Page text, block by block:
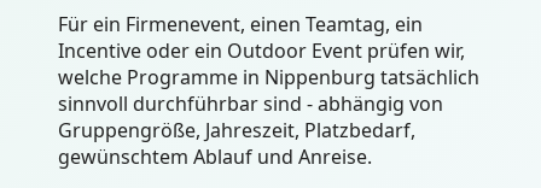
Für ein Firmenevent, einen Teamtag, ein
Incentive oder ein Outdoor Event prüfen wir,
welche Programme in Nippenburg tatsächlich
sinnvoll durchführbar sind - abhängig von
Gruppengröße, Jahreszeit, Platzbedarf,
gewünschtem Ablauf und Anreise.